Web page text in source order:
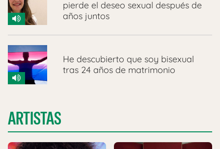
pierde el deseo sexual después de
años juntos
He descubierto que soy bisexual
tras 24 años de matrimonio
ARTISTAS